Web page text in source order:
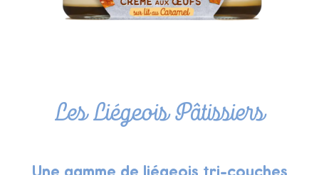
Les Liégeois Pâtissiers